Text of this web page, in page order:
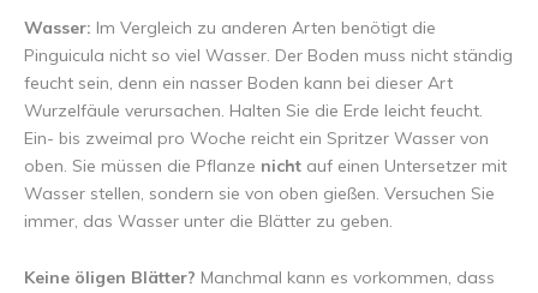
Wasser: Im Vergleich zu anderen Arten benötigt die
Pinguicula nicht so viel Wasser. Der Boden muss nicht ständig
feucht sein, denn ein nasser Boden kann bei dieser Art
Wurzelfäule verursachen. Halten Sie die Erde leicht feucht.
Ein- bis zweimal pro Woche reicht ein Spritzer Wasser von
oben. Sie müssen die Pflanze nicht auf einen Untersetzer mit
Wasser stellen, sondern sie von oben gießen. Versuchen Sie
immer, das Wasser unter die Blätter zu geben.
Keine öligen Blätter? Manchmal kann es vorkommen, dass